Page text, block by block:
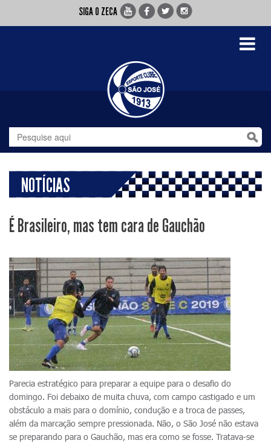
SIGA O ZECA
Toggle
NOTÍCIAS
É Brasileiro, mas tem cara de Gauchão
Parecia estratégico para preparar a equipe para o desafio do
domingo. Foi debaixo de muita chuva, com campo castigado e um
obstáculo a mais para o domínio, condução e a troca de passes,
além da marcação sempre pressionada. Não, o São José não estava
se preparando para o Gauchão, mas era como se fosse. Tratava-se